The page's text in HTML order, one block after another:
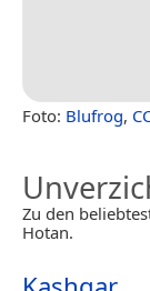
Foto: Blufrog,
Zu den
Hotan.